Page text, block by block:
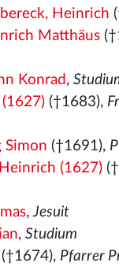
Heinrich
Matthäus
Konrad ,
(1627)(†1683),
Simon (†1691),
(1627)
,Jesuit
, Studium
(†1674), Pfarrer